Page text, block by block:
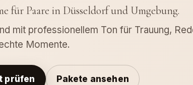
für Paare in Düsseldorf und Umgebung.
mit professionellem Ton für Trauung,
Momente.
prüfen Pakete ansehen